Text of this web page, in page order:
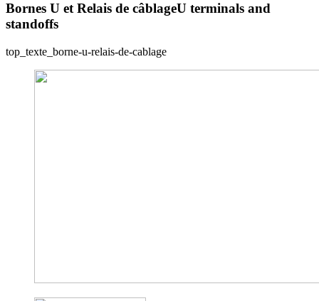
Bornes U et Relais de câblageU terminals and
standoffs
top_texte_borne-u-relais-de-cablage